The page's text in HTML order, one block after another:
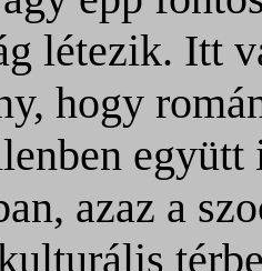
létezik. Itt
hogy
azaz a